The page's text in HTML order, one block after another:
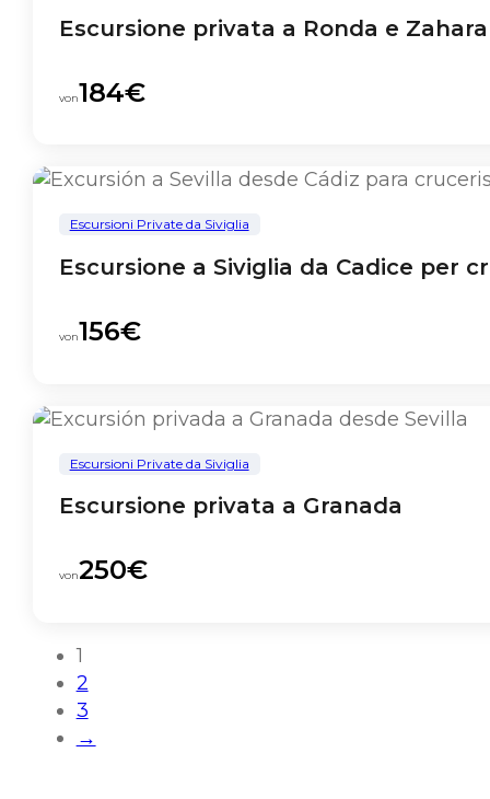
Escursione privata a Ronda e
von184€
Escursioni Private da Siviglia
Escursione a Siviglia da Cadice per
von156€
Escursioni Private da Siviglia
Escursione privata a Granada
von250€
1
2
3
→